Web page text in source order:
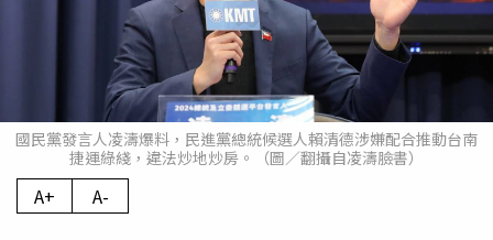
國民黨發言人凌濤爆料，民進黨總統候選人賴清德涉嫌配合推動台南
捷運綠綫，違法炒地炒房。（圖／翻攝自凌濤臉書）
A+ A-